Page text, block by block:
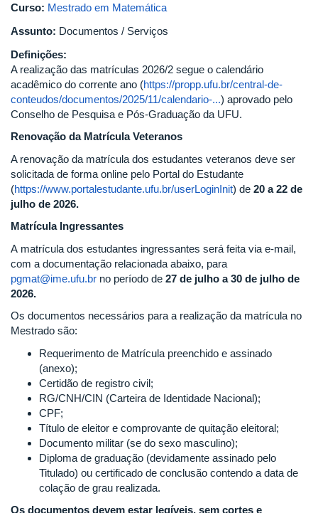
Curso: Mestrado em Matemática
Assunto: Documentos / Serviços
Definições:
A realização das matrículas 2026/2 segue o calendário
acadêmico do corrente ano (https://propp.ufu.br/central-de-
conteudos/documentos/2025/11/calendario-...) aprovado pelo
Conselho de Pesquisa e Pós-Graduação da UFU.
Renovação da Matrícula Veteranos
A renovação da matrícula dos estudantes veteranos deve ser
solicitada de forma online pelo Portal do Estudante
(https://www.portalestudante.ufu.br/userLoginInit) de 20 a 22 de
julho de 2026.
Matrícula Ingressantes
A matrícula dos estudantes ingressantes será feita via e-mail,
com a documentação relacionada abaixo, para
pgmat@ime.ufu.br no período de 27 de julho a 30 de julho de
2026.
Os documentos necessários para a realização da matrícula no
Mestrado são:
Requerimento de Matrícula preenchido e assinado
(anexo);
Certidão de registro civil;
RG/CNH/CIN (Carteira de Identidade Nacional);
CPF;
Título de eleitor e comprovante de quitação eleitoral;
Documento militar (se do sexo masculino);
Diploma de graduação (devidamente assinado pelo
Titulado) ou certificado de conclusão contendo a data de
colação de grau realizada.
Os documentos devem estar legíveis, sem cortes e